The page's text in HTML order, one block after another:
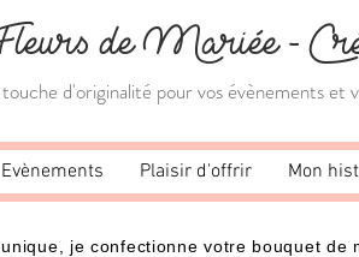
de Mariée -
d'originalité pour vos évènements et
Evènements Plaisir d'offrir Mon
je confectionne votre bouquet de